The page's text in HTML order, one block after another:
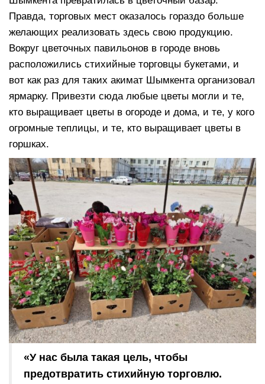
Правда, торговых мест оказалось гораздо больше
желающих реализовать здесь свою продукцию.
Вокруг цветочных павильонов в городе вновь
расположились стихийные торговцы букетами, и
вот как раз для таких акимат Шымкента организовал
ярмарку. Привезти сюда любые цветы могли и те,
кто выращивает цветы в огороде и дома, и те, у кого
огромные теплицы, и те, кто выращивает цветы в
горшках.
«У нас была такая цель, чтобы
предотвратить стихийную торговлю.